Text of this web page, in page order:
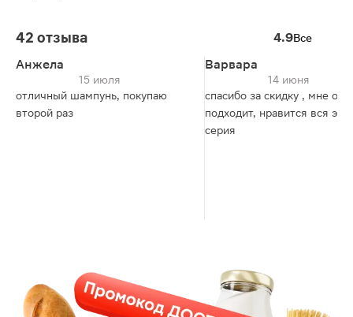
42 отзыва 4.9Все
Анжела
15 июля
отличный шампунь, покупаю
второй раз
Варвара
14 июня
спасибо за скидку , мне
подходит, нравится вся эта
серия